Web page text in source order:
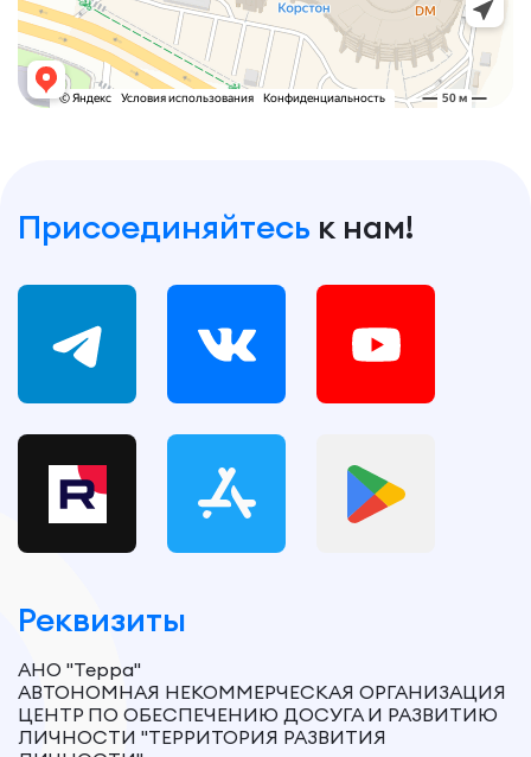
Присоединяйтесь к нам!
Реквизиты
АНО "Терра"
АВТОНОМНАЯ НЕКОММЕРЧЕСКАЯ ОРГАНИЗАЦИЯ
ЦЕНТР ПО ОБЕСПЕЧЕНИЮ ДОСУГА И РАЗВИТИЮ
ЛИЧНОСТИ "ТЕРРИТОРИЯ РАЗВИТИЯ